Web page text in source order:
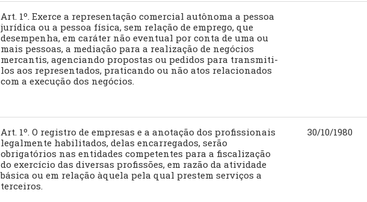
Art. 1º. Exerce a representação comercial autônoma a pessoa
jurídica ou a pessoa física, sem relação de emprego, que
desempenha, em caráter não eventual por conta de uma ou
mais pessoas, a mediação para a realização de negócios
mercantis, agenciando propostas ou pedidos para transmiti-
los aos representados, praticando ou não atos relacionados
com a execução dos negócios.
Art. 1º. O registro de empresas e a anotação dos profissionais
legalmente habilitados, delas encarregados, serão
obrigatórios nas entidades competentes para a fiscalização
do exercício das diversas profissões, em razão da atividade
básica ou em relação àquela pela qual prestem serviços a
terceiros.
30/10/1980